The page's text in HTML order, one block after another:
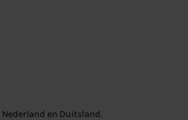
en Duitsland.